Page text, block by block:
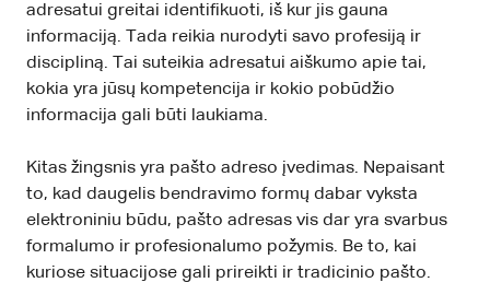
adresatui greitai identifikuoti, iš kur jis gauna
informaciją. Tada reikia nurodyti savo profesiją ir
discipliną. Tai suteikia adresatui aiškumo apie tai,
kokia yra jūsų kompetencija ir kokio pobūdžio
informacija gali būti laukiama.
Kitas žingsnis yra pašto adreso įvedimas. Nepaisant
to, kad daugelis bendravimo formų dabar vyksta
elektroniniu būdu, pašto adresas vis dar yra svarbus
formalumo ir profesionalumo požymis. Be to, kai
kuriose situacijose gali prireikti ir tradicinio pašto.